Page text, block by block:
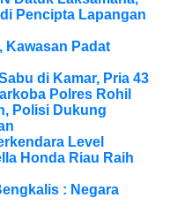
Pencipta Lapangan
Kawasan Padat
di Kamar, Pria 43
Polres Rohil
Polisi Dukung
Level
Honda Riau Raih
: Negara